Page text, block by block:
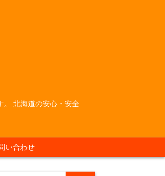
北海道の安心・安全
い合わせ